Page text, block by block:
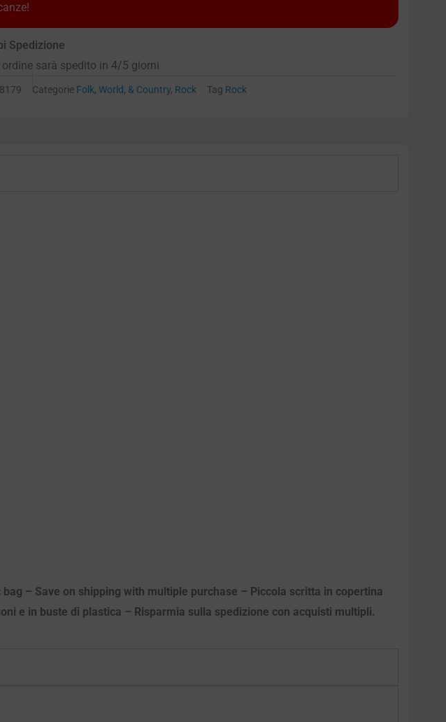
Spedizione
sarà spedito in 4/5 giorni
Categorie Folk, World, & Country, Rock Tag Rock
– Save on shipping with multiple purchase – Piccola scritta in copertina
e in buste di plastica – Risparmia sulla spedizione con acquisti multipli.